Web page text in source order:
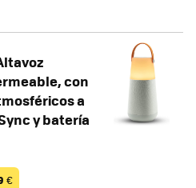
con
a
y batería
€